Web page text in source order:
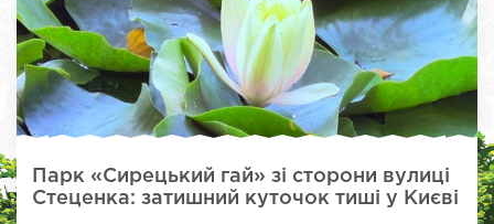
Парк «Сирецький гай» зі сторони вулиці
Стеценка: затишний куточок тиші у Києві